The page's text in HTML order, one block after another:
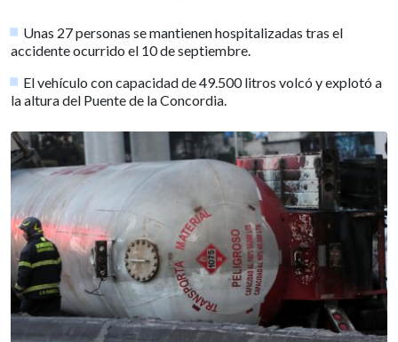
Unas 27 personas se mantienen hospitalizadas tras el
accidente ocurrido el 10 de septiembre.
El vehículo con capacidad de 49.500 litros volcó y explotó a
la altura del Puente de la Concordia.